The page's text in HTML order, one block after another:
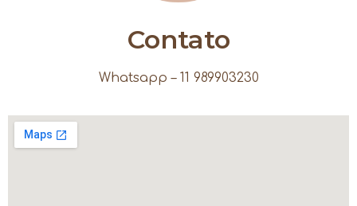
Contato
Whatsapp – 11 989903230